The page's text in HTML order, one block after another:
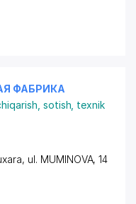
ФАБРИКА
sotish, texnik
ul. MUMINOVA, 14